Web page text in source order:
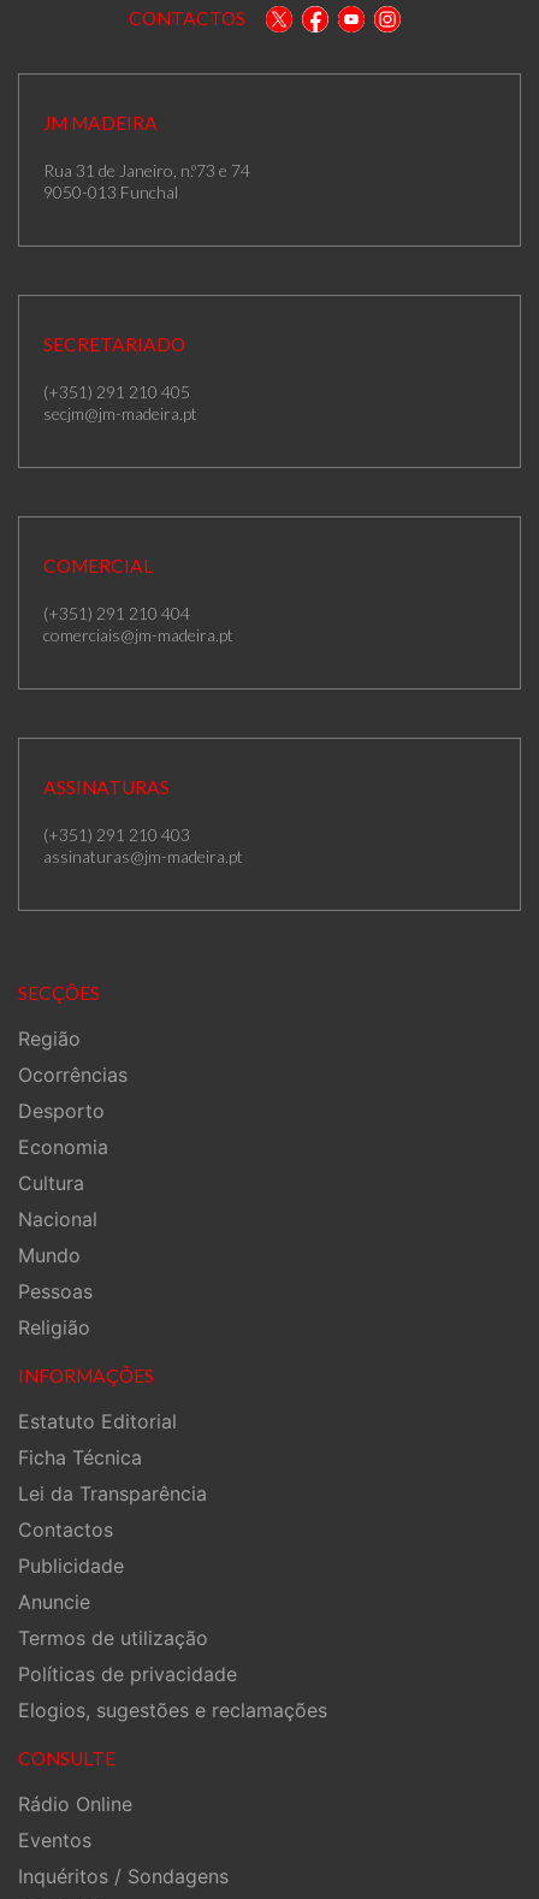
CONTACTOS
JM MADEIRA
Rua 31 de Janeiro, n.º73 e 74
9050-013 Funchal
SECRETARIADO
(+351) 291 210 405
secjm@jm-madeira.pt
COMERCIAL
(+351) 291 210 404
comerciais@jm-madeira.pt
ASSINATURAS
(+351) 291 210 403
assinaturas@jm-madeira.pt
SECÇÕES
Região
Ocorrências
Desporto
Economia
Cultura
Nacional
Mundo
Pessoas
Religião
INFORMAÇÕES
Estatuto Editorial
Ficha Técnica
Lei da Transparência
Contactos
Publicidade
Anuncie
Termos de utilização
Políticas de privacidade
Elogios, sugestões e reclamações
CONSULTE
Rádio Online
Eventos
Inquéritos / Sondagens